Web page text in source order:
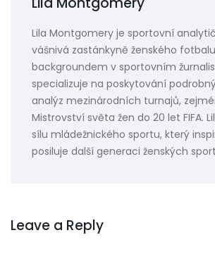
Lila Montgomery je sportovní
vášnivá zastánkyně ženského
backgroundem v sportovním
specializuje na poskytování
analýz mezinárodních turnajů,
Mistrovství světa žen do 20 let FIFA.
sílu mládežnického sportu, který
posiluje další generaci ženských
Leave a Reply